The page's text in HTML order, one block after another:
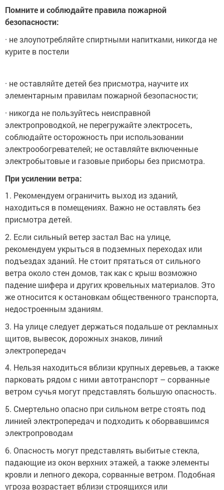
Помните и соблюдайте правила пожарной
безопасности:
· не злоупотребляйте спиртными напитками, никогда не
курите в постели
· не оставляйте детей без присмотра, научите их
элементарным правилам пожарной безопасности;
· никогда не пользуйтесь неисправной
электропроводкой, не перегружайте электросеть,
соблюдайте осторожность при использовании
электрообогревателей; не оставляйте включенные
электробытовые и газовые приборы без присмотра.
При усилении ветра:
1. Рекомендуем ограничить выход из зданий,
находиться в помещениях. Важно не оставлять без
присмотра детей.
2. Если сильный ветер застал Вас на улице,
рекомендуем укрыться в подземных переходах или
подъездах зданий. Не стоит прятаться от сильного
ветра около стен домов, так как с крыш возможно
падение шифера и других кровельных материалов. Это
же относится к остановкам общественного транспорта,
недостроенным зданиям.
3. На улице следует держаться подальше от рекламных
щитов, вывесок, дорожных знаков, линий
электропередач
4. Нельзя находиться вблизи крупных деревьев, а также
парковать рядом с ними автотранспорт – сорванные
ветром сучья могут представлять большую опасность.
5. Смертельно опасно при сильном ветре стоять под
линией электропередач и подходить к оборвавшимся
электропроводам
6. Опасность могут представлять выбитые стекла,
падающие из окон верхних этажей, а также элементы
кровли и лепного декора, сорванные ветром. Подобная
угроза возрастает вблизи строящихся или